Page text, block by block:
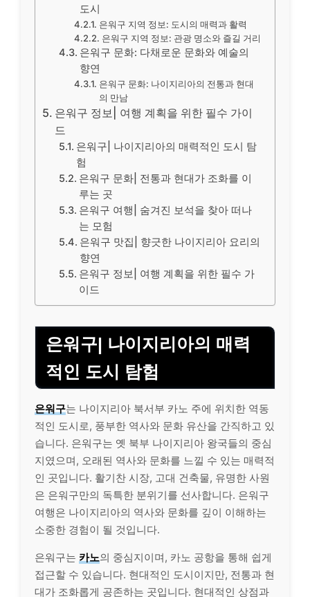
도시
은워구 지역 정보: 도시의 매력과 활력
은워구 지역 정보: 관광 명소와 즐길 거리
은워구 문화: 다채로운 문화와 예술의
향연
은워구 문화: 나이지리아의 전통과 현대
의 만남
은워구 정보| 여행 계획을 위한 필수 가이
드
은워구| 나이지리아의 매력적인 도시 탐
험
은워구 문화| 전통과 현대가 조화를 이
루는 곳
은워구 여행| 숨겨진 보석을 찾아 떠나
는 모험
은워구 맛집| 향긋한 나이지리아 요리의
향연
은워구 정보| 여행 계획을 위한 필수 가
이드
은워구| 나이지리아의 매력
적인 도시 탐험
은워구는 나이지리아 북서부 카노 주에 위치한 역동
적인 도시로, 풍부한 역사와 문화 유산을 간직하고 있
습니다. 은워구는 옛 북부 나이지리아 왕국들의 중심
지였으며, 오래된 역사와 문화를 느낄 수 있는 매력적
인 곳입니다. 활기찬 시장, 고대 건축물, 유명한 사원
은 은워구만의 독특한 분위기를 선사합니다. 은워구
여행은 나이지리아의 역사와 문화를 깊이 이해하는
소중한 경험이 될 것입니다.
은워구는 카노의 중심지이며, 카노 공항을 통해 쉽게
접근할 수 있습니다. 현대적인 도시이지만, 전통과 현
대가 조화롭게 공존하는 곳입니다. 현대적인 상점과